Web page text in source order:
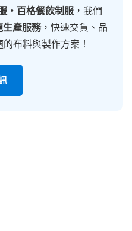
・百格餐飲制服 ，我們
生產服務，快速交貨、品
布料與製作方案！